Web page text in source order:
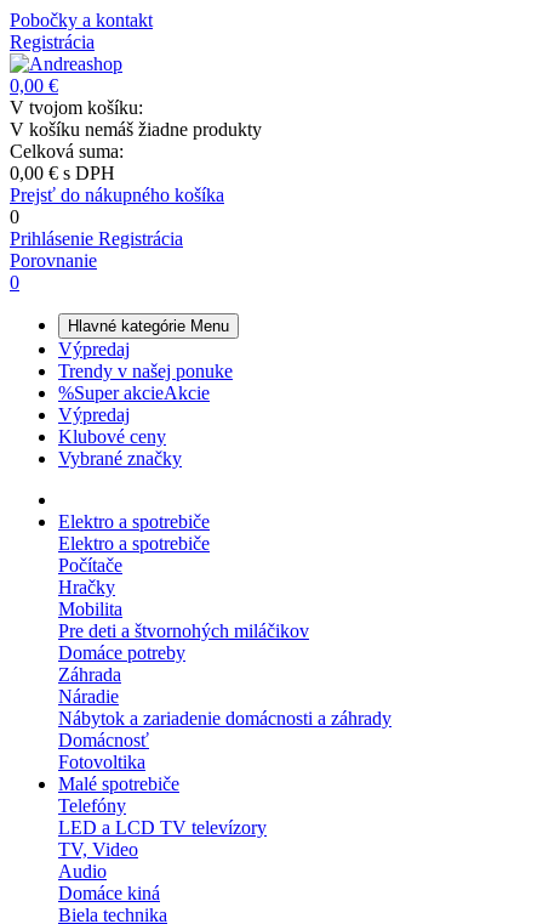
Pobočky a kontakt
Registrácia
0,00 €
V tvojom košíku:
V košíku nemáš žiadne produkty
Celková suma:
0,00 € s DPH
Prejsť do nákupného košíka
0
Prihlásenie Registrácia
Porovnanie
0
Hlavné kategórie Menu
Výpredaj
Trendy v našej ponuke
%Super akcieAkcie
Výpredaj
Klubové ceny
Vybrané značky
Elektro a spotrebiče
Elektro a spotrebiče
Počítače
Hračky
Mobilita
Pre deti a štvornohých miláčikov
Domáce potreby
Záhrada
Náradie
Nábytok a zariadenie domácnosti a záhrady
Domácnosť
Fotovoltika
Malé spotrebiče
Telefóny
LED a LCD TV televízory
TV, Video
Audio
Domáce kiná
Biela technika